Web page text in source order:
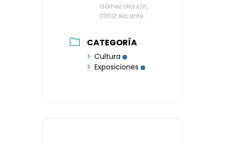
Gómez Ulla s/n,
03013 Alicante.
CATEGORÍA
Cultura
Exposiciones